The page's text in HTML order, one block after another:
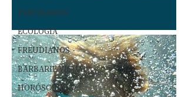
PANORAMAS
ECOLOGÍA
FREUDIANOS
BARBARIE VISUAL
HORÓSCOPO